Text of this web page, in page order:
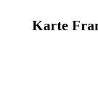
Karte